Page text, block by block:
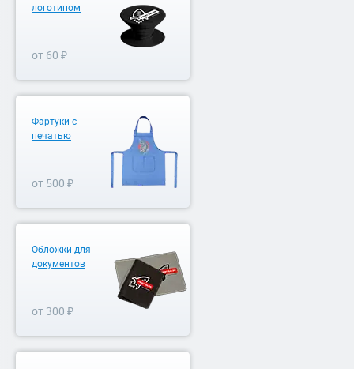
логотипом
от 60 ₽
Фартуки с
печатью
от 500 ₽
Обложки для
документов
от 300 ₽